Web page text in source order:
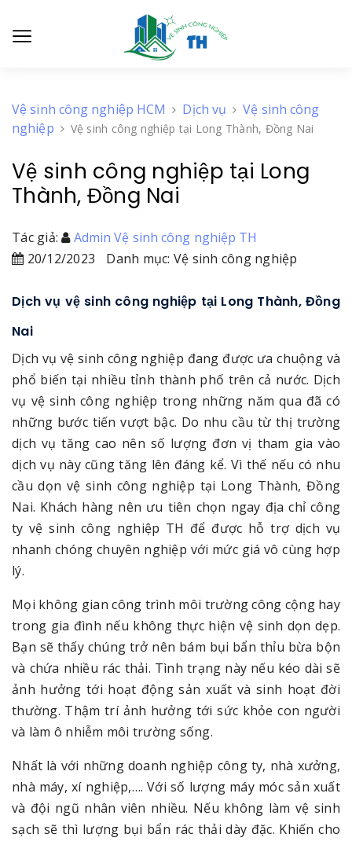
Vệ sinh công nghiệp HCM Dịch vụ
Vệ sinh công
nghiệp
Vệ sinh công nghiệp tại Long Thành, Đồng Nai
Vệ sinh công nghiệp tại Long
Thành, Đồng Nai
Tác giả:
Admin Vệ sinh công nghiệp TH
20/12/2023
Danh mục: Vệ sinh công nghiệp
Dịch vụ vệ sinh công nghiệp tại Long Thành, Đồng
Nai
Dịch vụ vệ sinh công nghiệp đang được ưa chuộng và
phổ biến tại nhiều tỉnh thành phố trên cả nước. Dịch
vụ vệ sinh công nghiệp trong những năm qua đã có
những bước tiến vượt bậc. Do nhu cầu từ thị trường
dịch vụ tăng cao nên số lượng đơn vị tham gia vào
dịch vụ này cũng tăng lên đáng kể. Vì thế nếu có nhu
cầu dọn vệ sinh công nghiệp tại Long Thành, Đồng
Nai. Khách hàng nên ưu tiên chọn ngay địa chỉ công
ty vệ sinh công nghiệp TH để được hỗ trợ dịch vụ
nhanh chóng chuyên nghiệp với mức giá vô cùng hợp
lý.
Mọi không gian công trình môi trường công cộng hay
trong gia đình nếu không thực hiện vệ sinh dọn dẹp.
Bạn sẽ thấy chúng trở nên bám bụi bẩn thỉu bừa bộn
và chứa nhiều rác thải. Tình trạng này nếu kéo dài sẽ
ảnh hưởng tới hoạt động sản xuất và sinh hoạt đời
thường. Thậm trí ảnh hưởng tới sức khỏe con người
và làm ô nhiễm môi trường sống.
Nhất là với những doanh nghiệp công ty, nhà xưởng,
nhà máy, xí nghiệp,…. Với số lượng máy móc sản xuất
và đội ngũ nhân viên nhiều. Nếu không làm vệ sinh
sạch sẽ thì lượng bụi bẩn rác thải dày đặc. Khiến cho